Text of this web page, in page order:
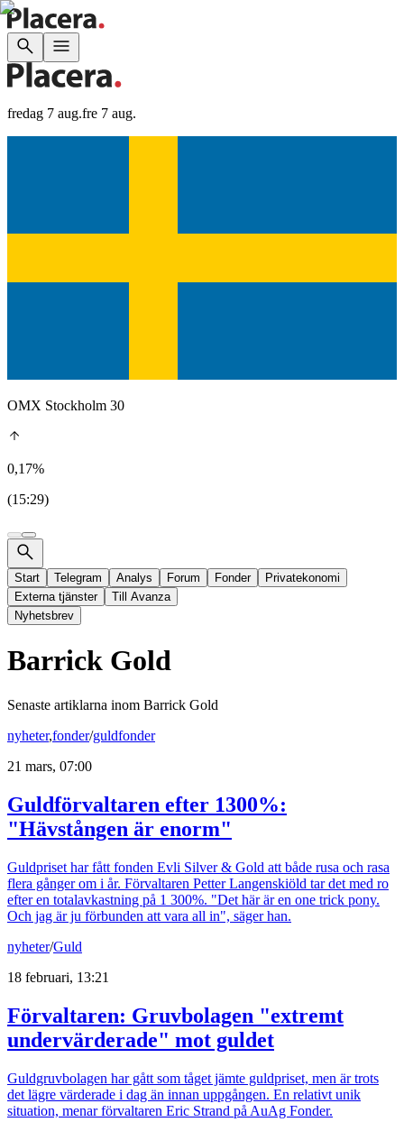
fredag 7 aug.fre 7 aug.
OMX Stockholm 30
0,17%
(15:29)
Start Telegram Analys Forum Fonder
Privatekonomi
Externa tjänster
Till Avanza
Nyhetsbrev
Barrick Gold
Senaste artiklarna inom Barrick Gold
nyheter,fonder/guldfonder
21 mars, 07:00
Guldförvaltaren efter 1300%:
"Hävstången är enorm"
Guldpriset har fått fonden Evli Silver & Gold att både rusa och rasa
flera gånger om i år. Förvaltaren Petter Langenskiöld tar det med ro
efter en totalavkastning på 1 300%. "Det här är en one trick pony.
Och jag är ju förbunden att vara all in", säger han.
nyheter/Guld
18 februari, 13:21
Förvaltaren: Gruvbolagen "extremt
undervärderade" mot guldet
Guldgruvbolagen har gått som tåget jämte guldpriset, men är trots
det lägre värderade i dag än innan uppgången. En relativt unik
situation, menar förvaltaren Eric Strand på AuAg Fonder.